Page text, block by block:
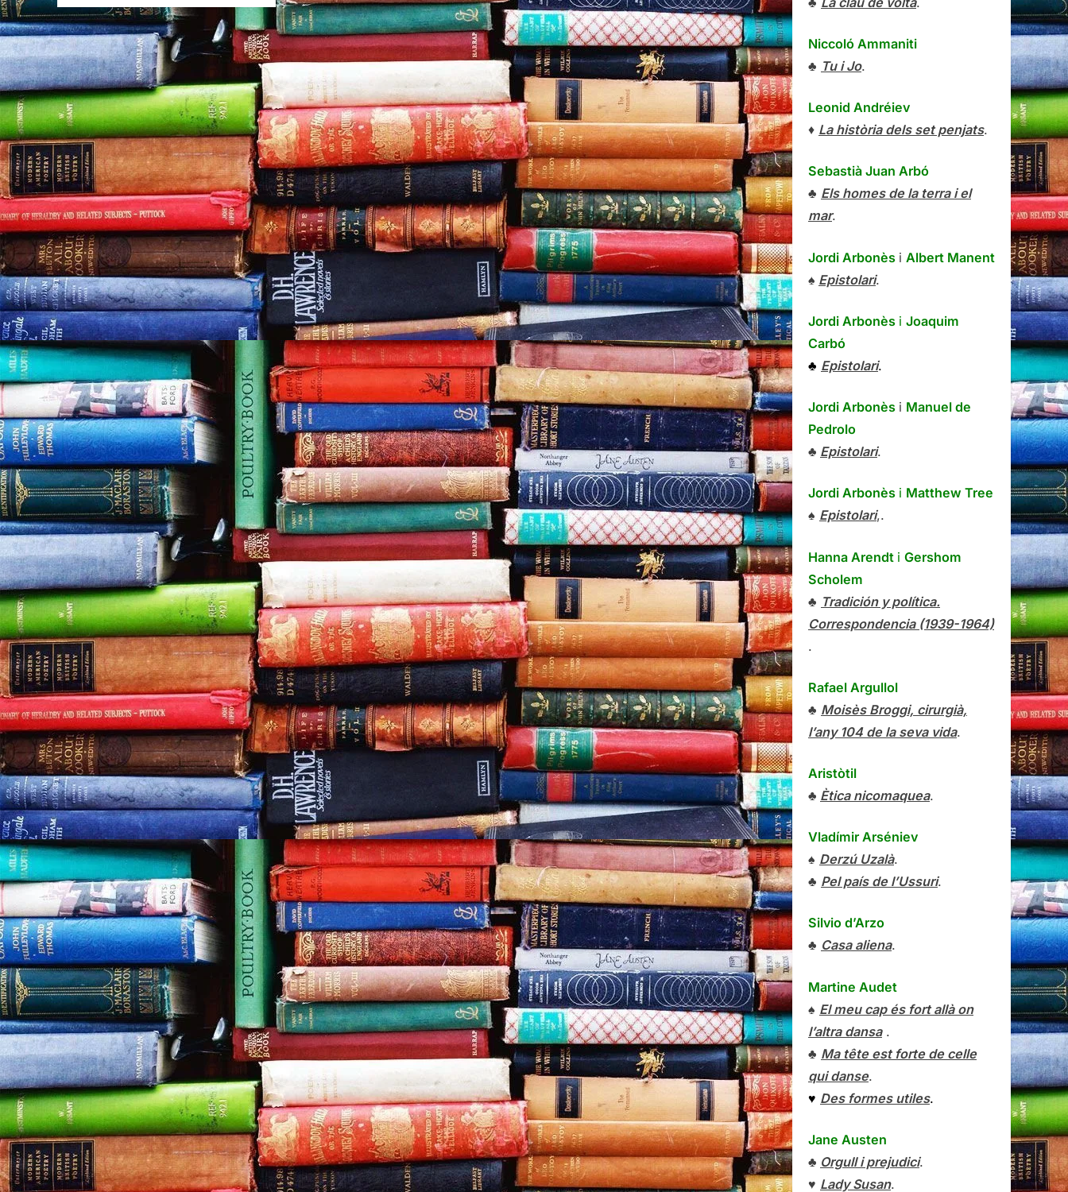
Niccoló Ammaniti
♣ Tu i Jo.
Leonid Andréiev
♦ La història dels set penjats.
Sebastià Juan Arbó
♣ Els homes de la terra i el
mar.
Jordi Arbonès i Albert Manent
♠ Epistolari.
Jordi Arbonès i Joaquim
Carbó
♣ Epistolari.
Jordi Arbonès i Manuel de
Pedrolo
♣ Epistolari.
Jordi Arbonès i Matthew Tree
♠ Epistolari,.
Hanna Arendt i Gershom
Scholem
♣ Tradición y política.
Correspondencia (1939-1964)
.
Rafael Argullol
♣ Moisès Broggi, cirurgià,
l’any 104 de la seva vida.
Aristòtil
♣ Ètica nicomaquea.
Vladímir Arséniev
♠ Derzú Uzalà.
♣ Pel país de l’Ussuri.
Silvio d’Arzo
♣ Casa aliena.
Martine Audet
♠ El meu cap és fort allà on
l’altra dansa.
♣ Ma tête est forte de celle
qui danse.
♥ Des formes utiles.
Jane Austen
♣ Orgull i prejudici.
♥ Lady Susan.